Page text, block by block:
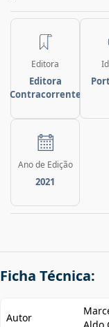
Editora
Editora
Contracorrente
Ano de Edição
2021
Ficha Técnica:
Autor